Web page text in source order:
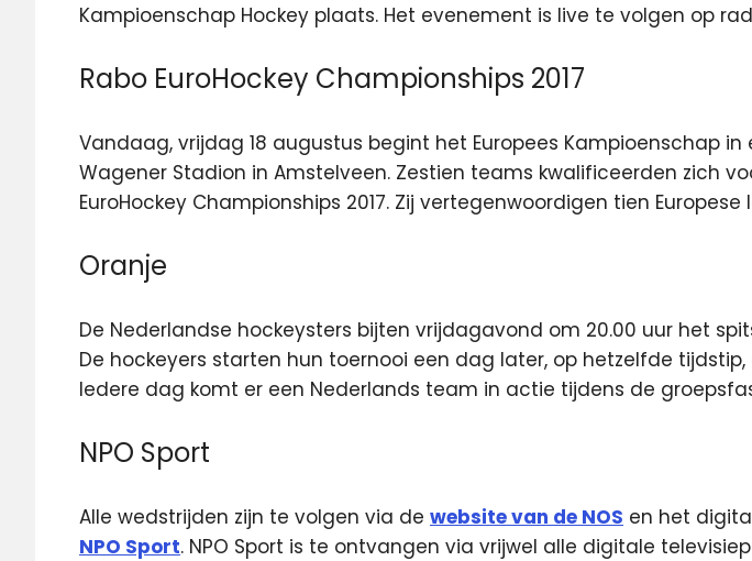
Kampioenschap Hockey plaats. Het evenement is live te volgen op
Rabo EuroHockey Championships 2017
Vandaag, vrijdag 18 augustus begint het Europees Kampioenschap in
Wagener Stadion in Amstelveen. Zestien teams kwalificeerden zich
EuroHockey Championships 2017. Zij vertegenwoordigen tien Europese
Oranje
De Nederlandse hockeysters bijten vrijdagavond om 20.00 uur het
De hockeyers starten hun toernooi een dag later, op hetzelfde tijdstip,
Iedere dag komt er een Nederlands team in actie tijdens de
NPO Sport
Alle wedstrijden zijn te volgen via de website van de NOS en het
NPO Sport. NPO Sport is te ontvangen via vrijwel alle digitale